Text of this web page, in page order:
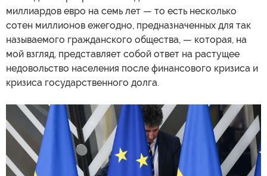
миллиардов евро на семь лет — то есть несколько
сотен миллионов ежегодно, предназначенных для так
называемого гражданского общества, — которая, на
мой взгляд, представляет собой ответ на растущее
недовольство населения после финансового кризиса и
кризиса государственного долга.